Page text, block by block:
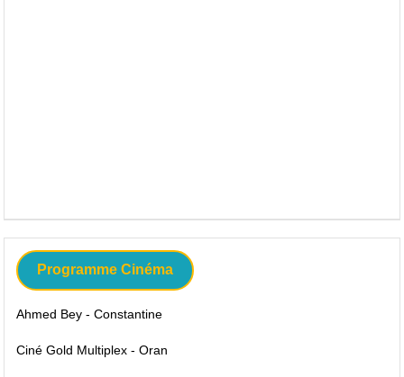
Programme Cinéma
Ahmed Bey - Constantine
Ciné Gold Multiplex - Oran